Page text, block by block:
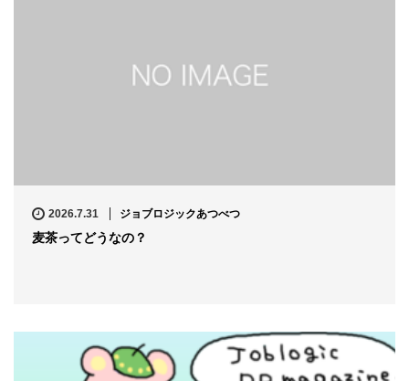
2026.7.31 ジョブロジックあつべつ
麦茶ってどうなの？